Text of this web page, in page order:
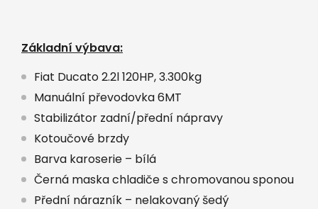
Základní výbava:
Fiat Ducato 2.2l 120HP, 3.300kg
Manuální převodovka 6MT
Stabilizátor zadní/přední nápravy
Kotoučové brzdy
Barva karoserie – bílá
Černá maska chladiče s chromovanou sponou
Přední nárazník – nelakovaný šedý